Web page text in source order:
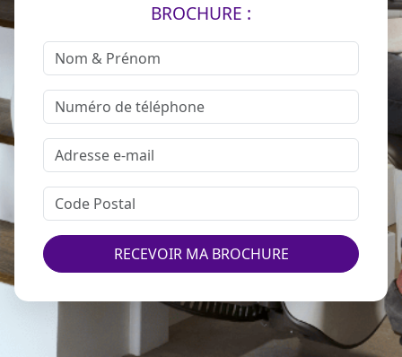
BROCHURE :
RECEVOIR MA BROCHURE